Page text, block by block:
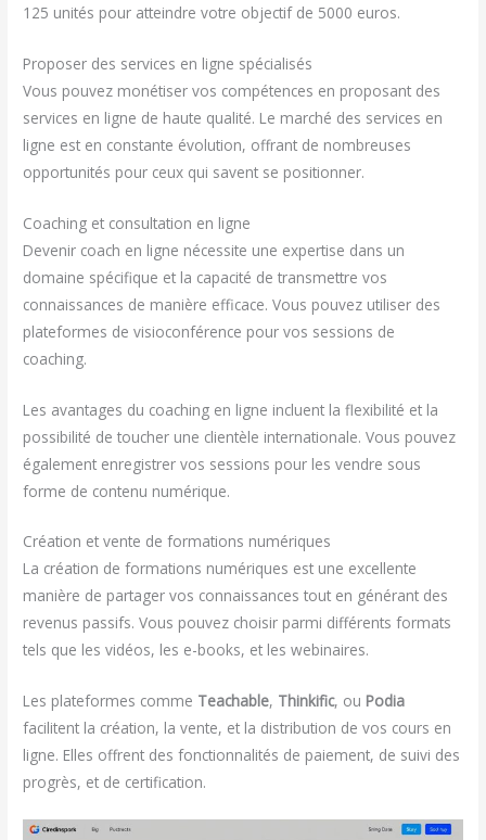
125 unités pour atteindre votre objectif de 5000 euros.
Proposer des services en ligne spécialisés
Vous pouvez monétiser vos compétences en proposant des
services en ligne de haute qualité. Le marché des services en
ligne est en constante évolution, offrant de nombreuses
opportunités pour ceux qui savent se positionner.
Coaching et consultation en ligne
Devenir coach en ligne nécessite une expertise dans un
domaine spécifique et la capacité de transmettre vos
connaissances de manière efficace. Vous pouvez utiliser des
plateformes de visioconférence pour vos sessions de
coaching.
Les avantages du coaching en ligne incluent la flexibilité et la
possibilité de toucher une clientèle internationale. Vous pouvez
également enregistrer vos sessions pour les vendre sous
forme de contenu numérique.
Création et vente de formations numériques
La création de formations numériques est une excellente
manière de partager vos connaissances tout en générant des
revenus passifs. Vous pouvez choisir parmi différents formats
tels que les vidéos, les e-books, et les webinaires.
Les plateformes comme Teachable, Thinkific, ou Podia
facilitent la création, la vente, et la distribution de vos cours en
ligne. Elles offrent des fonctionnalités de paiement, de suivi des
progrès, et de certification.